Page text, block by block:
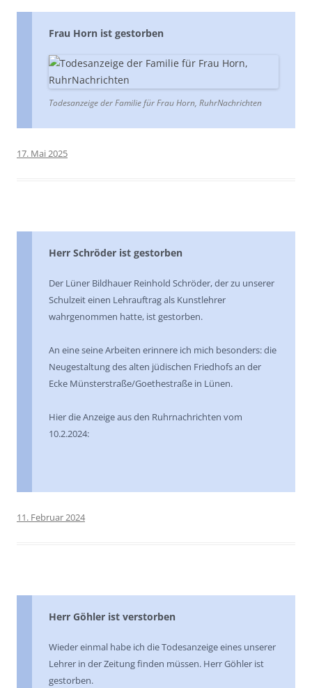
Frau Horn ist gestorben
Todesanzeige der Familie für Frau Horn, RuhrNachrichten
17. Mai 2025
Herr Schröder ist gestorben
Der Lüner Bildhauer Reinhold Schröder, der zu unserer
Schulzeit einen Lehrauftrag als Kunstlehrer
wahrgenommen hatte, ist gestorben.
An eine seine Arbeiten erinnere ich mich besonders: die
Neugestaltung des alten jüdischen Friedhofs an der
Ecke Münsterstraße/Goethestraße in Lünen.
Hier die Anzeige aus den Ruhrnachrichten vom
10.2.2024:
11. Februar 2024
Herr Göhler ist verstorben
Wieder einmal habe ich die Todesanzeige eines unserer
Lehrer in der Zeitung finden müssen. Herr Göhler ist
gestorben.